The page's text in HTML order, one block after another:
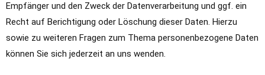
Empfänger und den Zweck der Datenverarbeitung und ggf. ein
Recht auf Berichtigung oder Löschung dieser Daten. Hierzu
sowie zu weiteren Fragen zum Thema personenbezogene Daten
können Sie sich jederzeit an uns wenden.